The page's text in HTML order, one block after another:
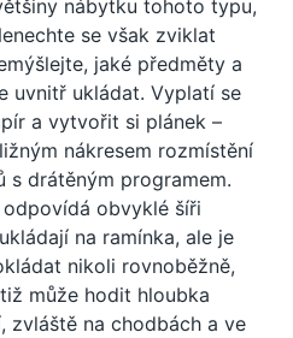
nábytku tohoto typu,
se však zviklat
jaké předměty a
uvnitř ukládat. Vyplatí se
a vytvořit si plánek –
nákresem rozmístění
s drátěným programem.
obvyklé šíři
na ramínka, ale je
nikoli rovnoběžně,
může hodit hloubka
zvláště na chodbách a ve